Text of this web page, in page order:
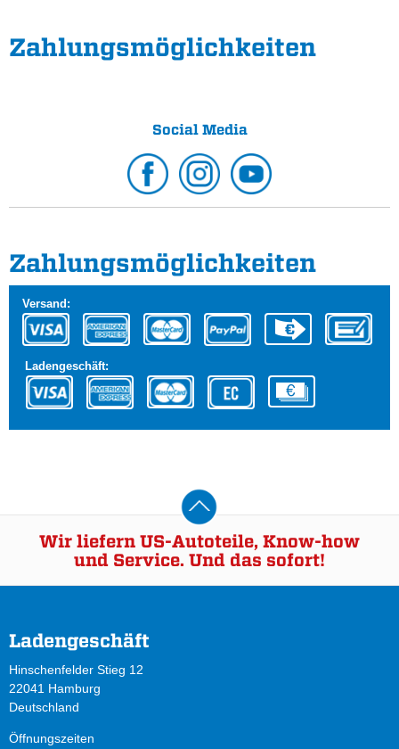
Zahlungs­möglichkeiten
Social Media
Zahlungs­möglichkeiten
Versand:
Ladengeschäft:
Wir liefern US-Autoteile, Know-how
und Service. Und das sofort!
Ladengeschäft
Hinschenfelder Stieg 12
22041 Hamburg
Deutschland
Öffnungszeiten